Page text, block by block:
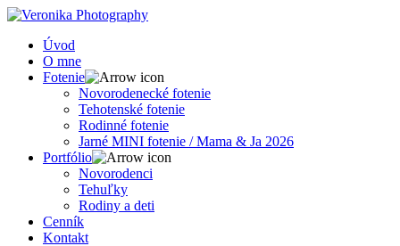
Úvod
O mne
Fotenie
Novorodenecké fotenie
Tehotenské fotenie
Rodinné fotenie
Jarné MINI fotenie / Mama & Ja 2026
Portfólio
Novorodenci
Tehuľky
Rodiny a deti
Cenník
Kontakt